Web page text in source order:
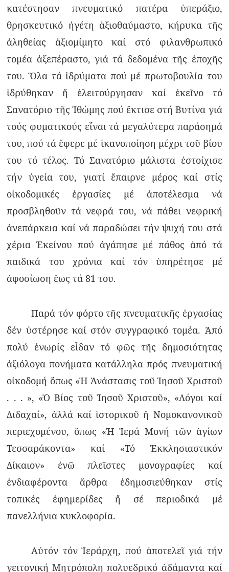
κατέστησαν πνευματικό πατέρα ὑπεράξιο,
θρησκευτικό ἡγέτη ἀξιοθαύμαστο, κήρυκα τῆς
ἀληθείας ἀξιομίμητο καί στό φιλανθρωπικό
τομέα ἀξεπέραστο, γιά τά δεδομένα τῆς ἐποχῆς
του. Ὅλα τά ἱδρύματα πού μέ πρωτοβουλία του
ἱδρύθηκαν ἤ ἐλειτούργησαν καί ἐκεῖνο τό
Σανατόριο τῆς Ἰθώμης πού ἔκτισε στή Βυτίνα γιά
τούς φυματικούς εἶναι τά μεγαλύτερα παράσημά
του, πού τά ἔφερε μέ ἱκανοποίηση μέχρι τοῦ βίου
του τό τέλος. Τό Σανατόριο μάλιστα ἐστοίχισε
τήν ὑγεία του, γιατί ἔπαιρνε μέρος καί στίς
οἰκοδομικές ἐργασίες μέ ἀποτέλεσμα νά
προσβληθοῦν τά νεφρά του, νά πάθει νεφρική
ἀνεπάρκεια καί νά παραδώσει τήν ψυχή του στά
χέρια Ἐκείνου πού ἀγάπησε μέ πάθος ἀπό τά
παιδικά του χρόνια καί τόν ὑπηρέτησε μέ
ἀφοσίωση ἕως τά 81 του.
Παρά τόν φόρτο τῆς πνευματικῆς ἐργασίας
δέν ὑστέρησε καί στόν συγγραφικό τομέα. Ἀπό
πολύ ἐνωρίς εἶδαν τό φῶς τῆς δημοσιότητας
ἀξιόλογα πονήματα κατάλληλα πρός πνευματική
οἰκοδομή ὅπως «Ἡ Ἀνάστασις τοῦ Ἰησοῦ Χριστοῦ
. . . », «Ὁ Βίος τοῦ Ἰησοῦ Χριστοῦ», «Λόγοι καί
Διδαχαί», ἀλλά καί ἱστορικοῦ ἤ Νομοκανονικοῦ
περιεχομένου, ὅπως «Ἡ Ἱερά Μονή τῶν ἁγίων
Τεσσαράκοντα» καί «Τό Ἐκκλησιαστικόν
Δίκαιον» ἐνῶ πλεῖστες μονογραφίες καί
ἐνδιαφέροντα ἄρθρα ἐδημοσιεύθηκαν στίς
τοπικές ἐφημερίδες ἤ σέ περιοδικά μέ
πανελλήνια κυκλοφορία.
Αὐτόν τόν Ἱεράρχη, πού ἀποτελεῖ γιά τήν
γειτονική Μητρόπολη πολυεδρικό ἀδάμαντα καί